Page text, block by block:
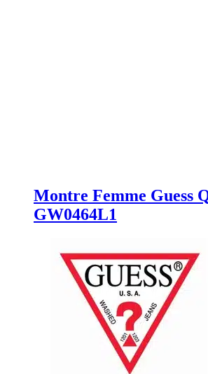
Montre Femme Guess
GW0464L1